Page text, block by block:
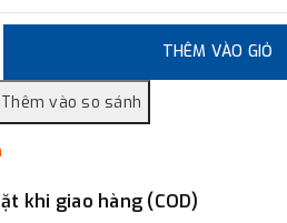
THÊM VÀO GIỎ
khi giao hàng (COD)